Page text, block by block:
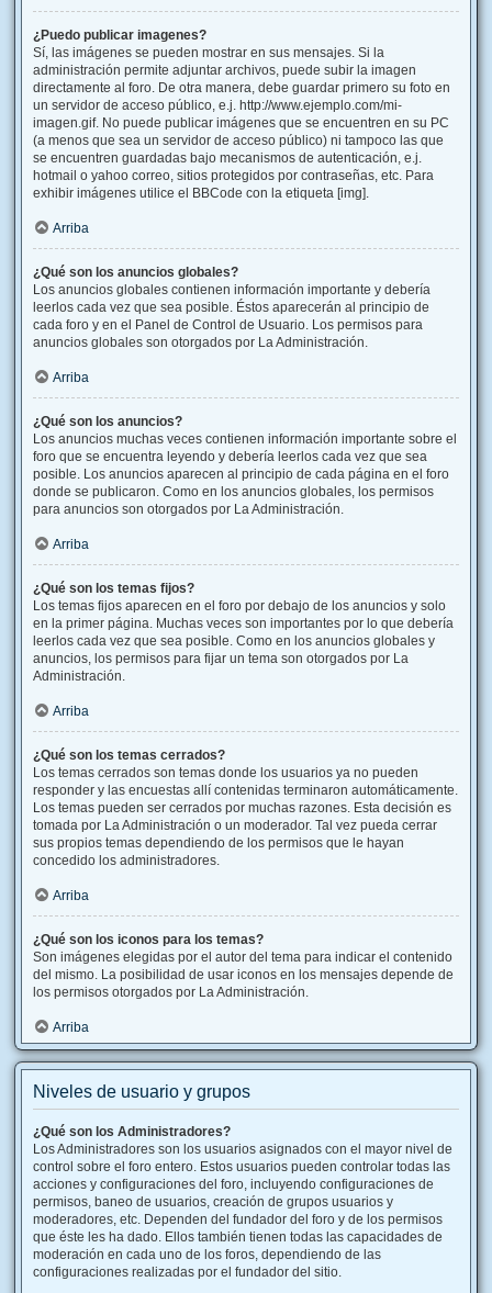
¿Puedo publicar imagenes?
Sí, las imágenes se pueden mostrar en sus mensajes. Si la
administración permite adjuntar archivos, puede subir la imagen
directamente al foro. De otra manera, debe guardar primero su foto en
un servidor de acceso público, e.j. http://www.ejemplo.com/mi-
imagen.gif. No puede publicar imágenes que se encuentren en su PC
(a menos que sea un servidor de acceso público) ni tampoco las que
se encuentren guardadas bajo mecanismos de autenticación, e.j.
hotmail o yahoo correo, sitios protegidos por contraseñas, etc. Para
exhibir imágenes utilice el BBCode con la etiqueta [img].
Arriba
¿Qué son los anuncios globales?
Los anuncios globales contienen información importante y debería
leerlos cada vez que sea posible. Éstos aparecerán al principio de
cada foro y en el Panel de Control de Usuario. Los permisos para
anuncios globales son otorgados por La Administración.
Arriba
¿Qué son los anuncios?
Los anuncios muchas veces contienen información importante sobre el
foro que se encuentra leyendo y debería leerlos cada vez que sea
posible. Los anuncios aparecen al principio de cada página en el foro
donde se publicaron. Como en los anuncios globales, los permisos
para anuncios son otorgados por La Administración.
Arriba
¿Qué son los temas fijos?
Los temas fijos aparecen en el foro por debajo de los anuncios y solo
en la primer página. Muchas veces son importantes por lo que debería
leerlos cada vez que sea posible. Como en los anuncios globales y
anuncios, los permisos para fijar un tema son otorgados por La
Administración.
Arriba
¿Qué son los temas cerrados?
Los temas cerrados son temas donde los usuarios ya no pueden
responder y las encuestas allí contenidas terminaron automáticamente.
Los temas pueden ser cerrados por muchas razones. Esta decisión es
tomada por La Administración o un moderador. Tal vez pueda cerrar
sus propios temas dependiendo de los permisos que le hayan
concedido los administradores.
Arriba
¿Qué son los iconos para los temas?
Son imágenes elegidas por el autor del tema para indicar el contenido
del mismo. La posibilidad de usar iconos en los mensajes depende de
los permisos otorgados por La Administración.
Arriba
Niveles de usuario y grupos
¿Qué son los Administradores?
Los Administradores son los usuarios asignados con el mayor nivel de
control sobre el foro entero. Estos usuarios pueden controlar todas las
acciones y configuraciones del foro, incluyendo configuraciones de
permisos, baneo de usuarios, creación de grupos usuarios y
moderadores, etc. Dependen del fundador del foro y de los permisos
que éste les ha dado. Ellos también tienen todas las capacidades de
moderación en cada uno de los foros, dependiendo de las
configuraciones realizadas por el fundador del sitio.